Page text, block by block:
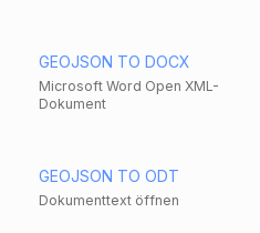
GEOJSON TO DOCX
Microsoft Word Open XML-
Dokument
GEOJSON TO ODT
Dokumenttext öffnen